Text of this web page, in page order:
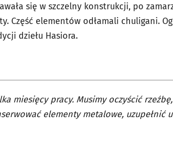
się w szczelny konstrukcji, po
Część elementów odłamali chuligani.
dziełu Hasiora.
miesięcy pracy. Musimy oczyścić
elementy metalowe, uzupełnić